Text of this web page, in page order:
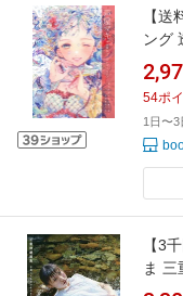
【
ング
芦屋
54ポ
1日〜3
【3
ま 三